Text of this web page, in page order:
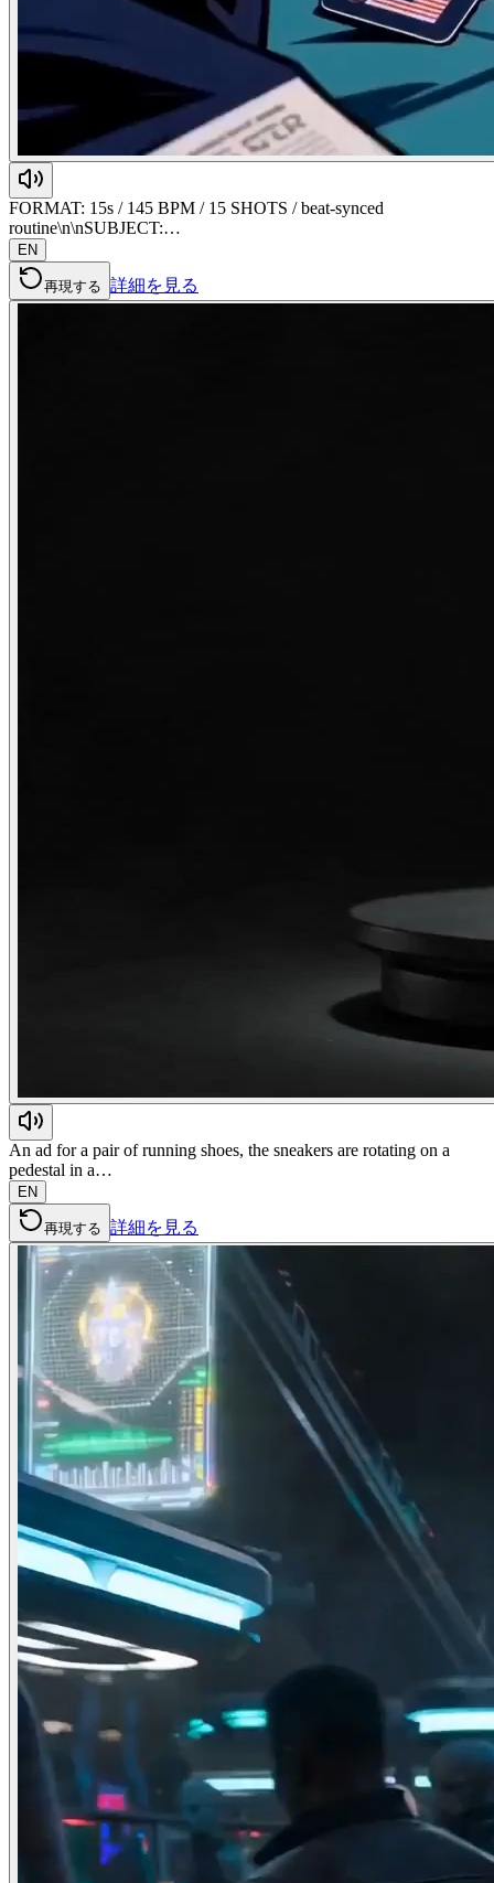
FORMAT: 15s / 145 BPM / 15 SHOTS / beat-synced
routine\n\nSUBJECT:…
EN
再現する 詳細を見る
An ad for a pair of running shoes, the sneakers are rotating on a
pedestal in a…
EN
再現する 詳細を見る